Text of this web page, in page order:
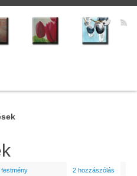
festmény 2 hozzászólás